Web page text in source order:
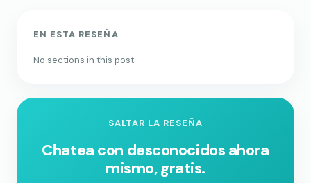
EN ESTA RESEÑA
No sections in this post.
SALTAR LA RESEÑA
Chatea con desconocidos ahora
mismo, gratis.